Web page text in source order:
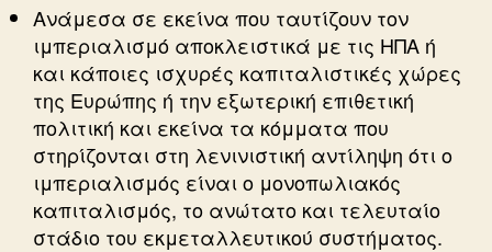
Ανάμεσα σε εκείνα που ταυτίζουν τον
ιμπεριαλισμό αποκλειστικά με τις ΗΠΑ ή
και κάποιες ισχυρές καπιταλιστικές χώρες
της Ευρώπης ή την εξωτερική επιθετική
πολιτική και εκείνα τα κόμματα που
στηρίζονται στη λενινιστική αντίληψη ότι ο
ιμπεριαλισμός είναι ο μονοπωλιακός
καπιταλισμός, το ανώτατο και τελευταίο
στάδιο του εκμεταλλευτικού συστήματος.